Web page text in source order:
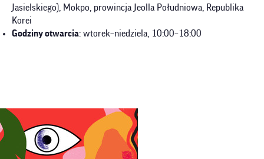
Jasielskiego), Mokpo, prowincja Jeolla Południowa, Republika
Korei
Godziny otwarcia: wtorek–niedziela, 10:00–18:00